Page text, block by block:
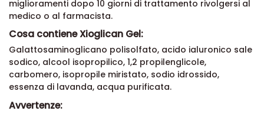
miglioramenti dopo 10 giorni di trattamento rivolgersi al
medico o al farmacista.
Cosa contiene Xioglican Gel:
Galattosaminoglicano polisolfato, acido ialuronico sale
sodico, alcool isopropilico, 1,2 propilenglicole,
carbomero, isopropile miristato, sodio idrossido,
essenza di lavanda, acqua purificata.
Avvertenze: